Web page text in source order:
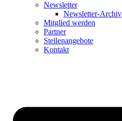
Newsletter
Newsletter-Archiv
Mitglied werden
Partner
Stellenangebote
Kontakt